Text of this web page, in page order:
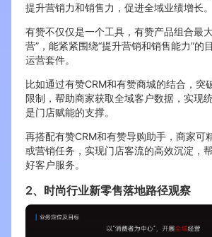
提升营销力和销售力，促进全域业绩增长。
有赞不仅仅是一个工具，有赞产品组合最
营”，能紧紧围绕“提升营销和销售能力”的
运营套件。
比如通过有赞CRM和有赞商城的结合，突
限制，帮助商家获取全域客户数据，实现
是门店赋能的支撑。
再搭配有赞CRM和有赞导购助手，商家可
或营销任务，实现门店客流的高效沉淀，
好客户服务。
2、时尚行业新零售落地路径观察